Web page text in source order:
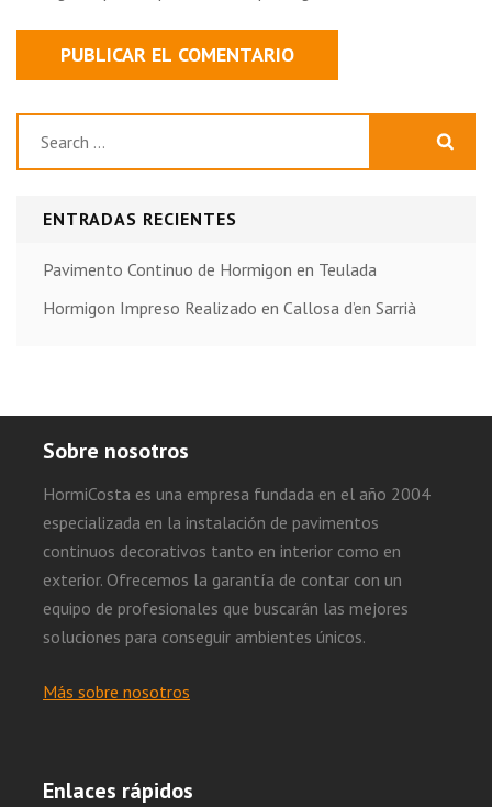
ENTRADAS RECIENTES
Pavimento Continuo de Hormigon en Teulada
Hormigon Impreso Realizado en Callosa d’en Sarrià
Sobre nosotros
HormiCosta es una empresa fundada en el año 2004
especializada en la instalación de pavimentos
continuos decorativos tanto en interior como en
exterior. Ofrecemos la garantía de contar con un
equipo de profesionales que buscarán las mejores
soluciones para conseguir ambientes únicos.
Más sobre nosotros
Enlaces rápidos